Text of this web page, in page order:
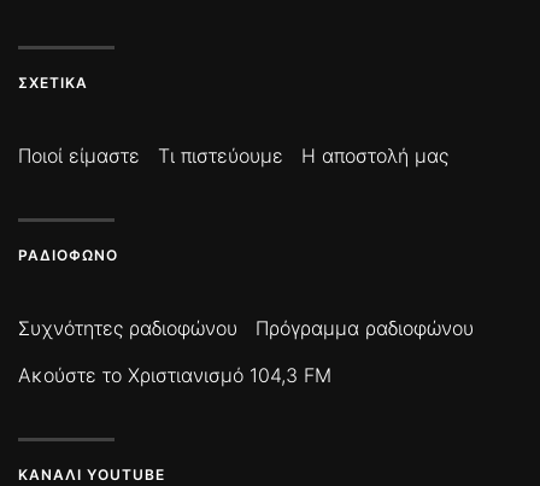
ΣΧΕΤΙΚΆ
Ποιοί είμαστε Τι πιστεύουμε Η αποστολή μας
ΡΑΔΙΌΦΩΝΟ
Συχνότητες ραδιοφώνου
Πρόγραμμα ραδιοφώνου
Ακούστε το Χριστιανισμό 104,3 FM
ΚΑΝΆΛΙ YOUTUBE